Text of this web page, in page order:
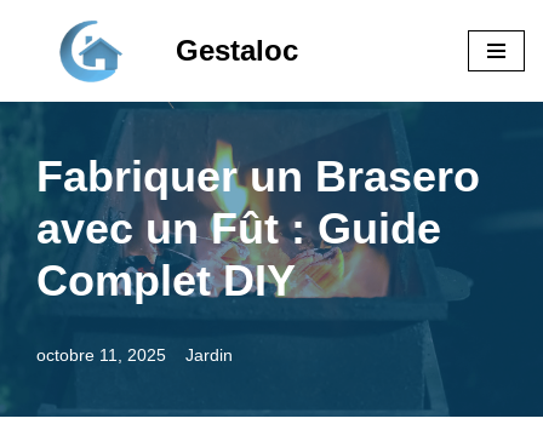
Gestaloc
Fabriquer un Brasero
avec un Fût : Guide
Complet DIY
octobre 11, 2025 Jardin